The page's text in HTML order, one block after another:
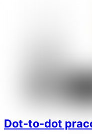
Dot-to-dot